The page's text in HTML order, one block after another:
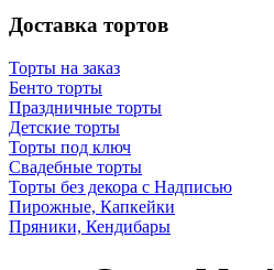
Доставка тортов
Торты на заказ
Бенто торты
Праздничные торты
Детские торты
Торты под ключ
Свадебные торты
Торты без декора с Надписью
Пирожные, Капкейки
Пряники, Кендибары